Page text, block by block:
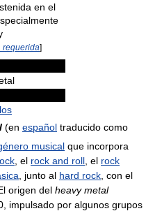
en el
requerida]
(en español traducido como
musical que incorpora
, el rock and roll , el rock
, junto al hard rock , con el
origen del heavy metal
impulsado por algunos grupos